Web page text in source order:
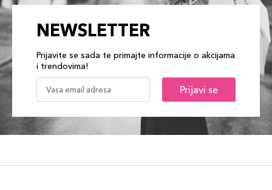
NEWSLETTER
Prijavite se sada te primajte informacije o akcijama
i trendovima!
Prijavi se